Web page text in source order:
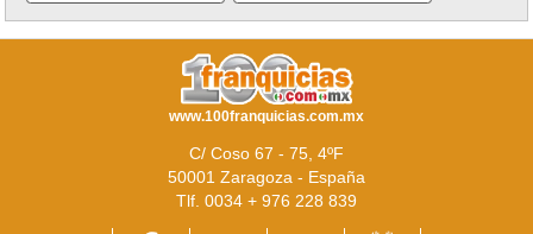
www.100franquicias.com.mx
C/ Coso 67 - 75, 4ºF
50001 Zaragoza - España
Tlf. 0034 + 976 228 839